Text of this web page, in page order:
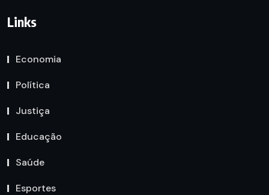
Links
Economia
Política
Justiça
Educação
Saúde
Esportes